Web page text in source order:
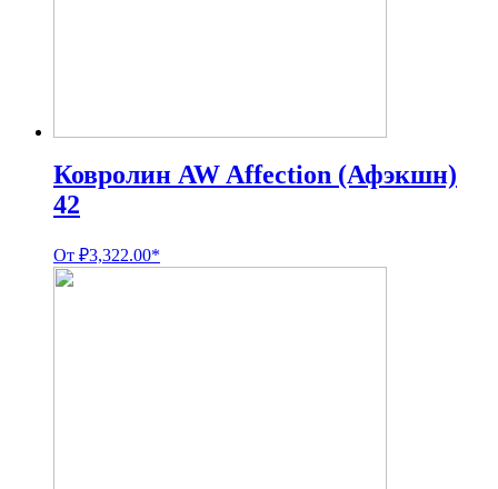
Ковролин AW Affection (Афэкшн)
42
От ₽3,322.00*